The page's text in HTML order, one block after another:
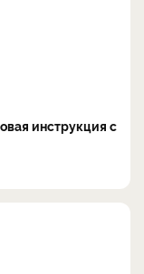
инструкция с